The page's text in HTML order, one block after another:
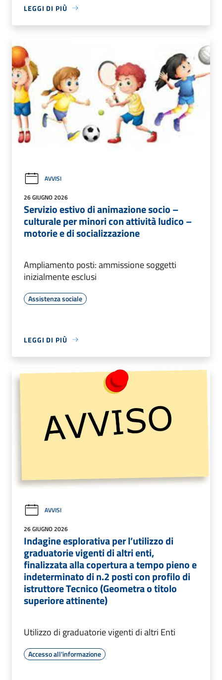
LEGGI DI PIÙ
AVVISI
26 GIUGNO 2026
Servizio estivo di animazione socio –
culturale per minori con attività ludico –
motorie e di socializzazione
Ampliamento posti: ammissione soggetti
inizialmente esclusi
Assistenza sociale
LEGGI DI PIÙ
AVVISI
26 GIUGNO 2026
Indagine esplorativa per l’utilizzo di
graduatorie vigenti di altri enti,
finalizzata alla copertura a tempo pieno e
indeterminato di n.2 posti con profilo di
istruttore Tecnico (Geometra o titolo
superiore attinente)
Utilizzo di graduatorie vigenti di altri Enti
Accesso all'informazione